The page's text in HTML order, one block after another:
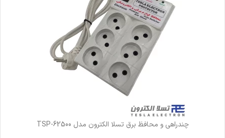
چند‌راهی و محافظ برق تسلا الکترون مدل TSP-62500